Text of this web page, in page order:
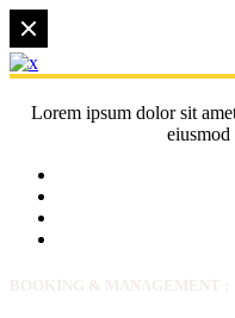
Lorem ipsum dolor sit